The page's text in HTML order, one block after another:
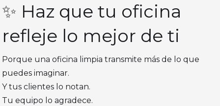
✨ Haz que tu oficina
refleje lo mejor de ti
Porque una oficina limpia transmite más de lo que
puedes imaginar.
Y tus clientes lo notan.
Tu equipo lo agradece.